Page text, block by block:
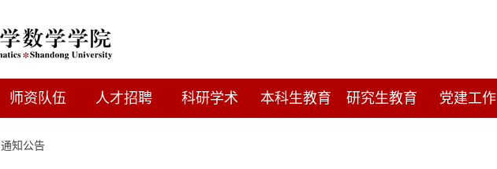
师资队伍 人才招聘 科研学术 本科生教育 研究生教育 党建工作
通知公告